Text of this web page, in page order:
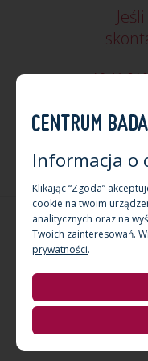
+48 12
Copyright by
Projekt
Europejskiego
Informacja o
Klikając “Zgoda”
cookie na twoim
analitycznych oraz na
Twoich zainteresowań.
prywatności.